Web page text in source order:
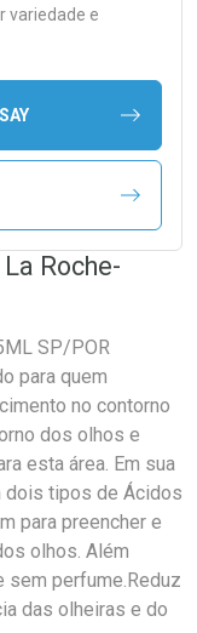
variedade e
Roche-
SP/POR
para quem
no contorno
dos olhos e
esta área. Em sua
dois tipos de Ácidos
para preencher e
olhos. Além
sem perfume.Reduz
das olheiras e do